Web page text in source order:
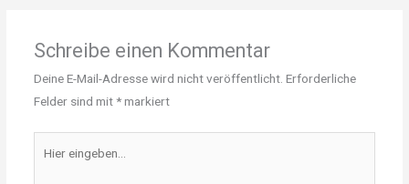
Schreibe einen Kommentar
Deine E-Mail-Adresse wird nicht veröffentlicht. Erforderliche
Felder sind mit*markiert
eingeben…